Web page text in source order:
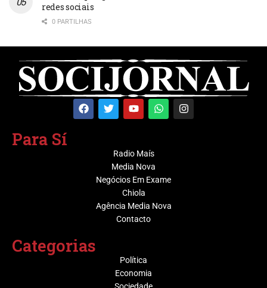
redes sociais
0 PARTILHAS
Para Sí
Radio Maís
Media Nova
Negócios Em Exame
Chiola
Agência Media Nova
Contacto
Categorias
Política
Economia